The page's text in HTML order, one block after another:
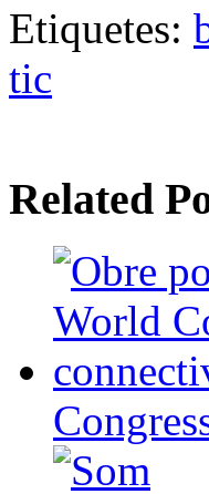
Etiquetes:
tic
Related